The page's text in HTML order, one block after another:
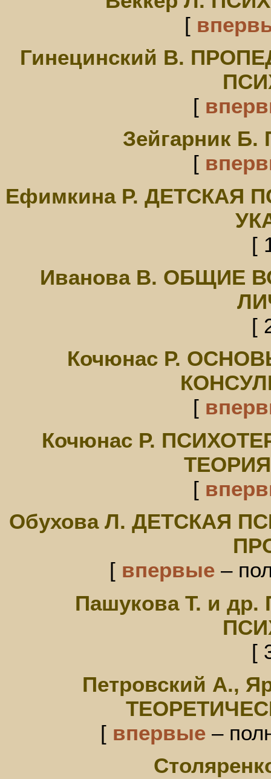
[
Гинецинский В.
[
Зейгарник
[
Ефимкина Р. ДЕТСКАЯ
[
Иванова В. ОБЩИЕ
[
Кочюнас Р.
[
Кочюнас Р.
[
Обухова Л. ДЕТСКАЯ
[ впервые–
Пашукова Т. и
[
Петровский А.,
[ впервые –